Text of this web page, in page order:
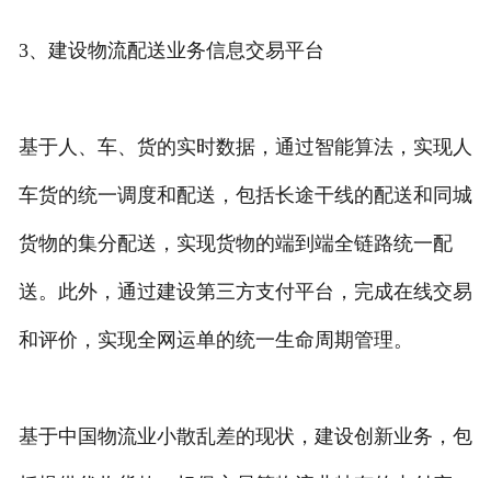
3、建设物流配送业务信息交易平台
基于人、车、货的实时数据，通过智能算法，实现人
车货的统一调度和配送，包括长途干线的配送和同城
货物的集分配送，实现货物的端到端全链路统一配
送。此外，通过建设第三方支付平台，完成在线交易
和评价，实现全网运单的统一生命周期管理。
基于中国物流业小散乱差的现状，建设创新业务，包